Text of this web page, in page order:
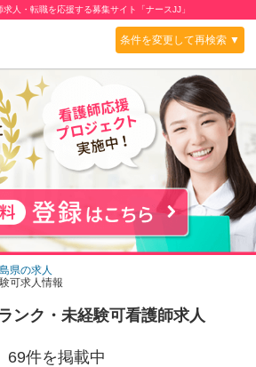
人・転職を応援する募集サイト「ナースJJ」
条件を変更して再検索 ▼
県の求人
可求人情報
ンク・未経験可看護師求人
69件を掲載中